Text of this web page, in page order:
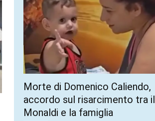
Morte di Domenico Caliendo,
accordo sul risarcimento tra il
Monaldi e la famiglia